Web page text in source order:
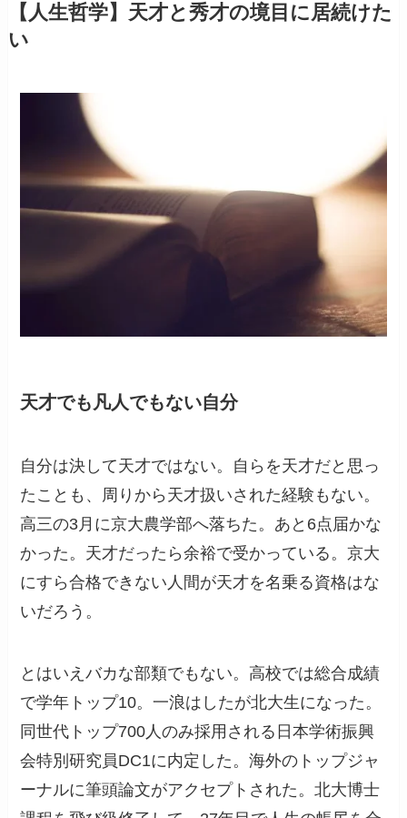
【人生哲学】天才と秀才の境目に居続けた
い
天才でも凡人でもない自分
自分は決して天才ではない。自らを天才だと思っ
たことも、周りから天才扱いされた経験もない。
高三の3月に京大農学部へ落ちた。あと6点届かな
かった。天才だったら余裕で受かっている。京大
にすら合格できない人間が天才を名乗る資格はな
いだろう。
とはいえバカな部類でもない。高校では総合成績
で学年トップ10。一浪はしたが北大生になった。
同世代トップ700人のみ採用される日本学術振興
会特別研究員DC1に内定した。海外のトップジャ
ーナルに筆頭論文がアクセプトされた。北大博士